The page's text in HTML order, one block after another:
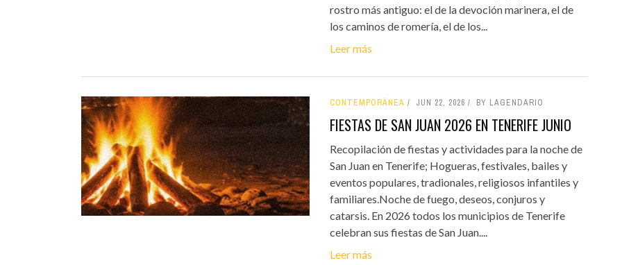
rostro más antiguo: el de la devoción marinera, el de
los caminos de romería, el de los...
Leer más
CONTEMPORÁNEA JUN 22, 2026 BY LAGENDARIO
FIESTAS DE SAN JUAN 2026 EN TENERIFE JUNIO
Recopilación de fiestas y actividades para la noche de
San Juan en Tenerife; Hogueras, festivales, bailes y
eventos populares, tradionales, religiosos infantiles y
familiares.Noche de fuego, deseos, conjuros y
catarsis. En 2026 todos los municipios de Tenerife
celebran sus fiestas de San Juan....
Leer más